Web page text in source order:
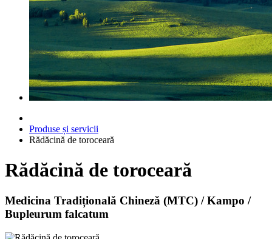
Produse și servicii
Rădăcină de toroceară
Rădăcină de toroceară
Medicina Tradițională Chineză (MTC) / Kampo /
Bupleurum falcatum